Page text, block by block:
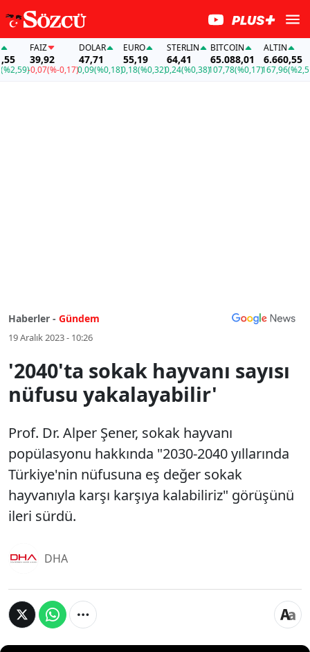
FAİZ
39,92
-0,07(%-0,17)
DOLAR
47,71
0,09(%0,18)
EURO
55,19
0,18(%0,32)
STERLIN
64,41
0,24(%0,38)
BITCOIN
65.088,01
107,78(%0,17)
ALTIN
6.660,55
167,96(%2,59)
FAİZ
-0,07
Haberler - Gündem
19 Aralık 2023 - 10:26
'2040'ta sokak hayvanı sayısı
nüfusu yakalayabilir'
Prof. Dr. Alper Şener, sokak hayvanı
popülasyonu hakkında "2030-2040 yıllarında
Türkiye'nin nüfusuna eş değer sokak
hayvanıyla karşı karşıya kalabiliriz" görüşünü
ileri sürdü.
DHA